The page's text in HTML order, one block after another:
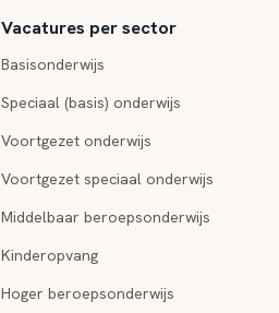
Vacatures per sector
Basisonderwijs
Speciaal (basis) onderwijs
Voortgezet onderwijs
Voortgezet speciaal onderwijs
Middelbaar beroepsonderwijs
Kinderopvang
Hoger beroepsonderwijs